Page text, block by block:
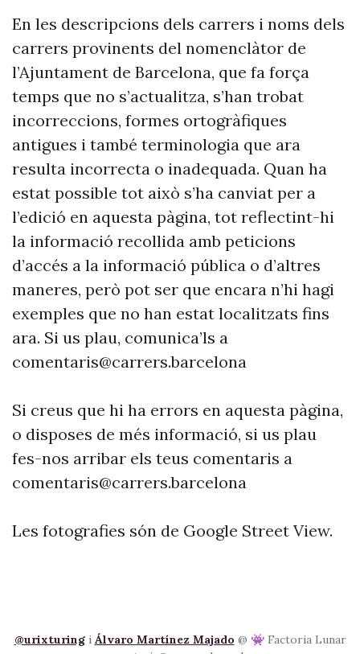
En les descripcions dels carrers i noms dels
carrers provinents del nomenclàtor de
l’Ajuntament de Barcelona, que fa força
temps que no s’actualitza, s’han trobat
incorreccions, formes ortogràfiques
antigues i també terminologia que ara
resulta incorrecta o inadequada. Quan ha
estat possible tot això s’ha canviat per a
l’edició en aquesta pàgina, tot reflectint-hi
la informació recollida amb peticions
d’accés a la informació pública o d’altres
maneres, però pot ser que encara n’hi hagi
exemples que no han estat localitzats fins
ara. Si us plau, comunica’ls a
comentaris@carrers.barcelona
Si creus que hi ha errors en aquesta pàgina,
o disposes de més informació, si us plau
fes-nos arribar els teus comentaris a
comentaris@carrers.barcelona
Les fotografies són de Google Street View.
@urixturingi Álvaro Martínez Majado @ 👾 Factoria Lunar